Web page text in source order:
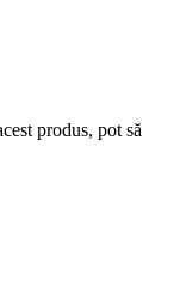
produs, pot să